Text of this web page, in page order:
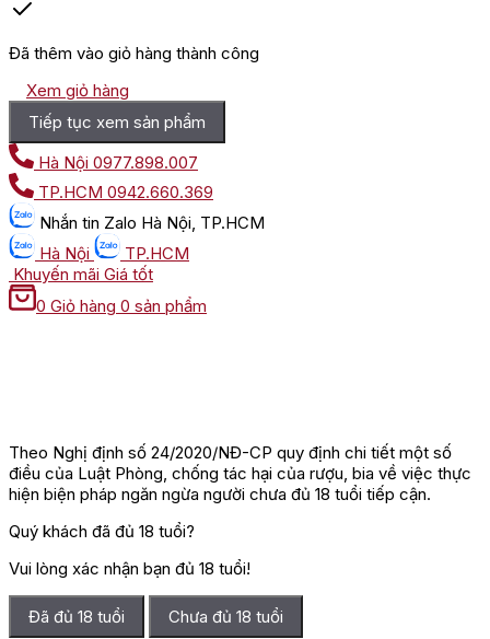
Đã thêm vào giỏ hàng thành công
Xem giỏ hàng
Tiếp tục xem sản phẩm
Hà Nội 0977.898.007
TP.HCM 0942.660.369
Nhắn tin Zalo Hà Nội, TP.HCM
Hà Nội
TP.HCM
Khuyến mãi Giá tốt
0 Giỏ hàng 0 sản phẩm
Theo Nghị định số 24/2020/NĐ-CP quy định chi tiết một số
điều của Luật Phòng, chống tác hại của rượu, bia về việc thực
hiện biện pháp ngăn ngừa người chưa đủ 18 tuổi tiếp cận.
Quý khách đã đủ 18 tuổi?
Vui lòng xác nhận bạn đủ 18 tuổi!
Đã đủ 18 tuổi Chưa đủ 18 tuổi